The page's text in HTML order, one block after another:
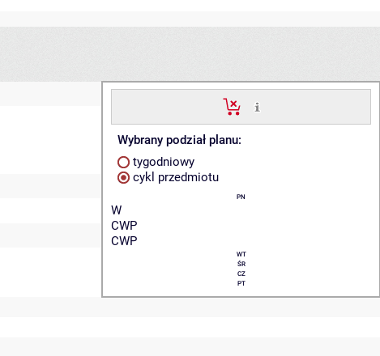
Wybrany podział planu:
tygodniowy
cykl przedmiotu
PN
W
CWP
CWP
WT
ŚR
CZ
PT